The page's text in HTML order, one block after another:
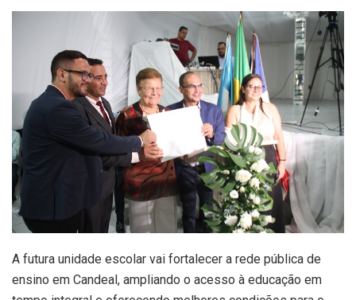
A futura unidade escolar vai fortalecer a rede pública de
ensino em Candeal, ampliando o acesso à educação em